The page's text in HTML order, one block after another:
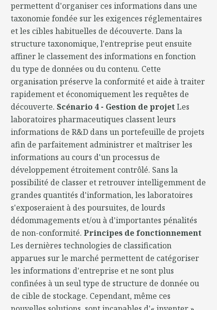
permettent d'organiser ces informations dans une
taxonomie fondée sur les exigences réglementaires
et les cibles habituelles de découverte. Dans la
structure taxonomique, l'entreprise peut ensuite
affiner le classement des informations en fonction
du type de données ou du contenu. Cette
organisation préserve la conformité et aide à traiter
rapidement et économiquement les requêtes de
découverte.Scénario 4 - Gestion de projetLes
laboratoires pharmaceutiques classent leurs
informations de R&D dans un portefeuille de projets
afin de parfaitement administrer et maîtriser les
informations au cours d'un processus de
développement étroitement contrôlé. Sans la
possibilité de classer et retrouver intelligemment de
grandes quantités d'information, les laboratoires
s'exposeraient à des poursuites, de lourds
dédommagements et/ou à d'importantes pénalités
de non-conformité.Principes de fonctionnement
Les dernières technologies de classification
apparues sur le marché permettent de catégoriser
les informations d'entreprise et ne sont plus
confinées à un seul type de structure de donnée ou
de cible de stockage. Cependant, même ces